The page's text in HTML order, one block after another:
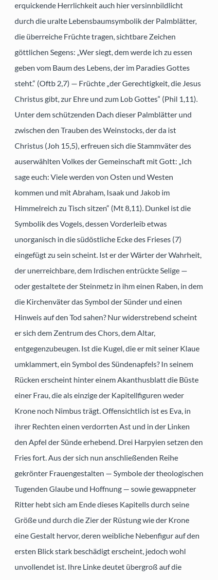
erquickende Herrlichkeit auch hier versinnbildlicht
durch die uralte Lebensbaumsymbolik der Palmblätter,
die überreiche Früchte tragen, sichtbare Zeichen
göttlichen Segens: „Wer siegt, dem werde ich zu essen
geben vom Baum des Lebens, der im Paradies Gottes
steht.“ (Oftb 2,7) — Früchte „der Gerechtigkeit, die Jesus
Christus gibt, zur Ehre und zum Lob Gottes“ (Phil 1,11).
Unter dem schützenden Dach dieser Palmblätter und
zwischen den Trauben des Weinstocks, der da ist
Christus (Joh 15,5), erfreuen sich die Stammväter des
auserwählten Volkes der Gemeinschaft mit Gott: „Ich
sage euch: Viele werden von Osten und Westen
kommen und mit Abraham, Isaak und Jakob im
Himmelreich zu Tisch sitzen“ (Mt 8,11). Dunkel ist die
Symbolik des Vogels, dessen Vorderleib etwas
unorganisch in die südöstliche Ecke des Frieses (7)
eingefügt zu sein scheint. Ist er der Wärter der Wahrheit,
der unerreichbare, dem Irdischen entrückte Selige —
oder gestaltete der Steinmetz in ihm einen Raben, in dem
die Kirchenväter das Symbol der Sünder und einen
Hinweis auf den Tod sahen? Nur widerstrebend scheint
er sich dem Zentrum des Chors, dem Altar,
entgegenzubeugen. Ist die Kugel, die er mit seiner Klaue
umklammert, ein Symbol des Sündenapfels? In seinem
Rücken erscheint hinter einem Akanthusblatt die Büste
einer Frau, die als einzige der Kapitellfiguren weder
Krone noch Nimbus trägt. Offensichtlich ist es Eva, in
ihrer Rechten einen verdorrten Ast und in der Linken
den Apfel der Sünde erhebend. Drei Harpyien setzen den
Fries fort. Aus der sich nun anschließenden Reihe
gekrönter Frauengestalten — Symbole der theologischen
Tugenden Glaube und Hoffnung — sowie gewappneter
Ritter hebt sich am Ende dieses Kapitells durch seine
Größe und durch die Zier der Rüstung wie der Krone
eine Gestalt hervor, deren weibliche Nebenfigur auf den
ersten Blick stark beschädigt erscheint, jedoch wohl
unvollendet ist. Ihre Linke deutet übergroß auf die